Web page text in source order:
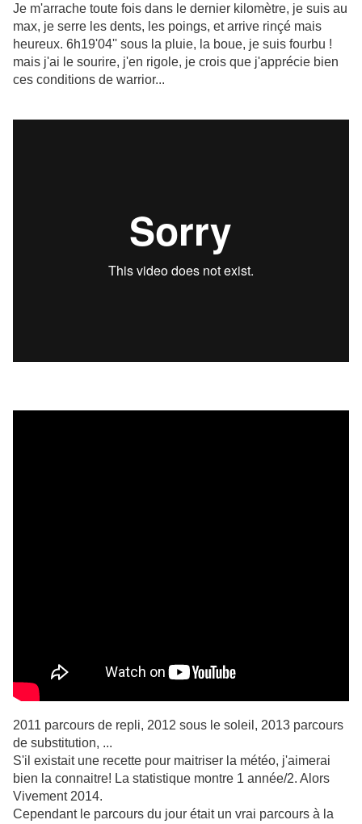
Je m'arrache toute fois dans le dernier kilomètre, je suis au
max, je serre les dents, les poings, et arrive rinçé mais
heureux. 6h19'04'' sous la pluie, la boue, je suis fourbu !
mais j'ai le sourire, j'en rigole, je crois que j'apprécie bien
ces conditions de warrior...
2011 parcours de repli, 2012 sous le soleil, 2013 parcours
de substitution, ...
S'il existait une recette pour maitriser la météo, j'aimerai
bien la connaitre! La statistique montre 1 année/2. Alors
Vivement 2014.
Cependant le parcours du jour était un vrai parcours à la